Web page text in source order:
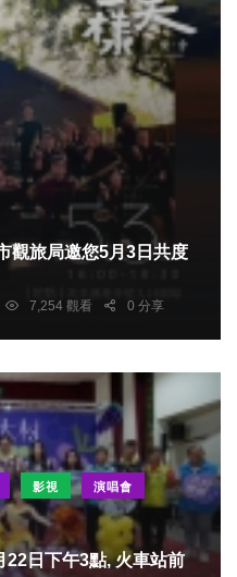
7,254 觀看 0 分享
影視 演唱會
22日下午3點, 火車站前